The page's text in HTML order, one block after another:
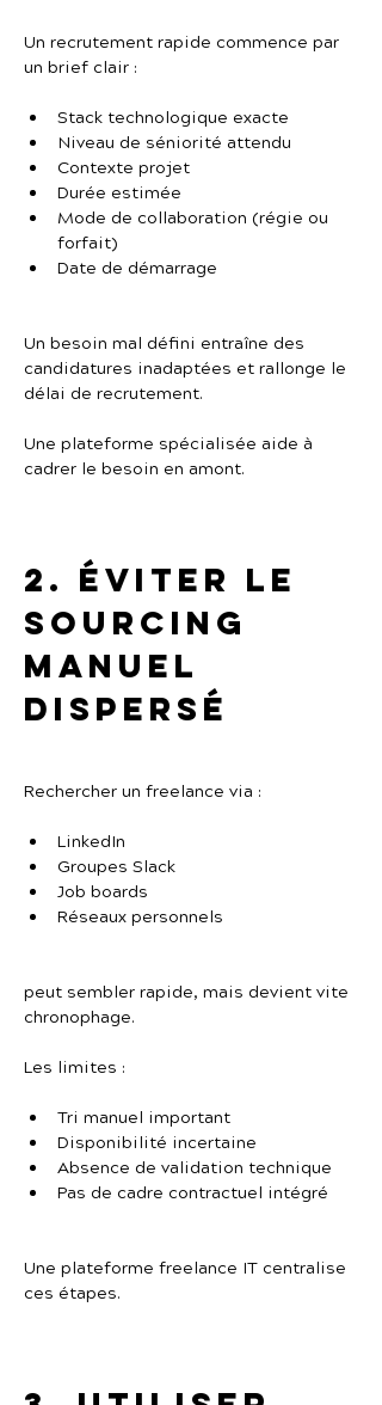
Un recrutement rapide commence par
un brief clair :
Stack technologique exacte
Niveau de séniorité attendu
Contexte projet
Durée estimée
Mode de collaboration (régie ou
forfait)
Date de démarrage
Un besoin mal défini entraîne des
candidatures inadaptées et rallonge le
délai de recrutement.
Une plateforme spécialisée aide à
cadrer le besoin en amont.
2. Éviter le
sourcing
manuel
dispersé
Rechercher un freelance via :
LinkedIn
Groupes Slack
Job boards
Réseaux personnels
peut sembler rapide, mais devient vite
chronophage.
Les limites :
Tri manuel important
Disponibilité incertaine
Absence de validation technique
Pas de cadre contractuel intégré
Une plateforme freelance IT centralise
ces étapes.